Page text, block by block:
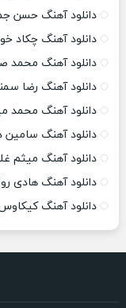
دانلود آهنگ حسن
دانلود آهنگ چکاد
دانلود آهنگ محمد
دانلود آهنگ رضا
دانلود آهنگ محمد
دانلود آهنگ
دانلود آهنگ میثم
دانلود آهنگ هادی
دانلود آهنگ